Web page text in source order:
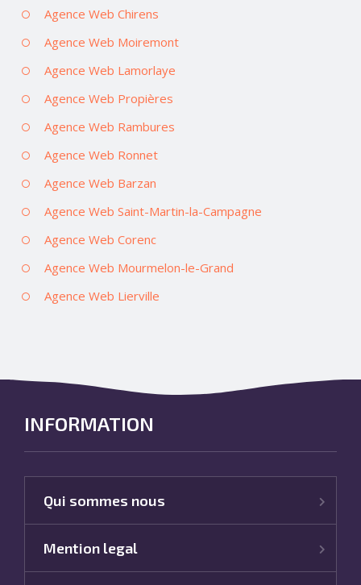
Agence Web Chirens
Agence Web Moiremont
Agence Web Lamorlaye
Agence Web Propières
Agence Web Rambures
Agence Web Ronnet
Agence Web Barzan
Agence Web Saint-Martin-la-Campagne
Agence Web Corenc
Agence Web Mourmelon-le-Grand
Agence Web Lierville
INFORMATION
Qui sommes nous
Mention legal